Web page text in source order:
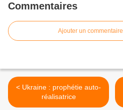
Commentaires
Ajouter un commentaire
< Ukraine : prophétie auto-
réalisatrice